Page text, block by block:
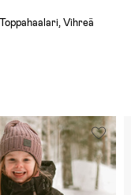
Vihreä